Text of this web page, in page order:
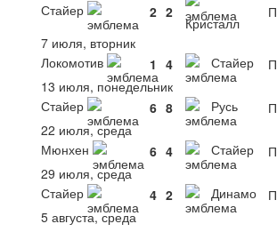
Стайер
2 2
Кристалл
7 июля, вторник
Локомотив
1 4 Стайер
13 июля, понедельник
Стайер
6 8 Русь
22 июля, среда
Мюнхен
6 4 Стайер
29 июля, среда
Стайер
4 2 Динамо
5 августа, среда